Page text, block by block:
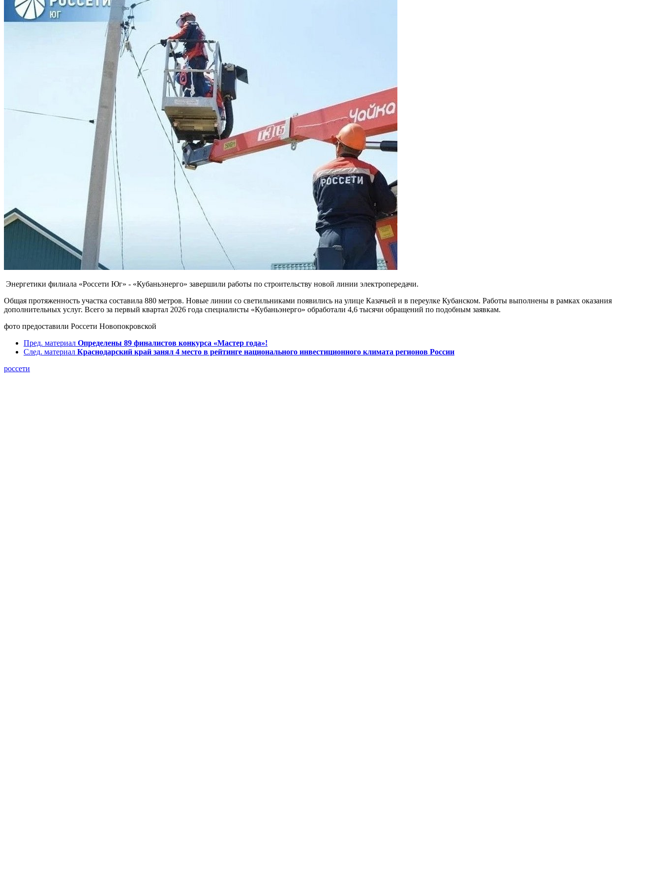
Энергетики филиала «Россети Юг» - «Кубаньэнерго» завершили работы по строительству новой линии электропередачи.
Общая протяженность участка составила 880 метров. Новые линии со светильниками появились на улице Казачьей и в переулке Кубанском. Работы выполнены в рамках оказания
дополнительных услуг. Всего за первый квартал 2026 года специалисты «Кубаньэнерго» обработали 4,6 тысячи обращений по подобным заявкам.
фото предоставили Россети Новопокровской
Пред. материал Определены 89 финалистов конкурса «Мастер года»!
След. материал Краснодарский край занял 4 место в рейтинге национального инвестиционного климата регионов России
россети